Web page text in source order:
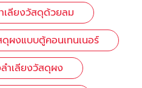
เลียงวัสดุด้วยลม
ผงแบบตู้คอนเทนเนอร์
ำเลียงวัสดุผง